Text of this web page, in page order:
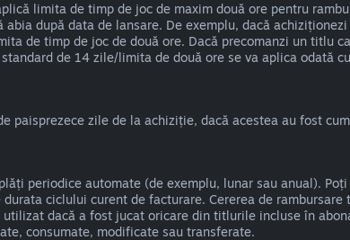
limita de timp de joc de maxim două ore pentru
după data de lansare. De exemplu, dacă
de timp de joc de două ore. Dacă precomanzi un titlu
de 14 zile/limita de două ore se va aplica odată
paisprezece zile de la achiziție, dacă acestea au fost
periodice automate (de exemplu, lunar sau anual).
ciclului curent de facturare. Cererea de
dacă a fost jucat oricare din titlurile incluse în
consumate, modificate sau transferate.